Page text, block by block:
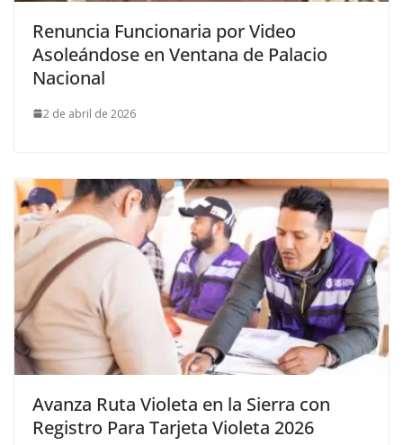
Renuncia Funcionaria por Video
Asoleándose en Ventana de Palacio
Nacional
2 de abril de 2026
Avanza Ruta Violeta en la Sierra con
Registro Para Tarjeta Violeta 2026